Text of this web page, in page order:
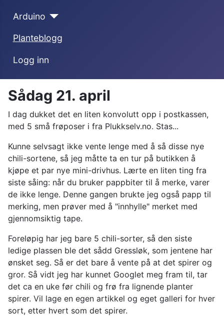
Arduino
Planteblogg
Logg inn
Sådag 21. april
I dag dukket det en liten konvolutt opp i postkassen,
med 5 små frøposer i fra Plukkselv.no. Stas...
Kunne selvsagt ikke vente lenge med å så disse nye
chili-sortene, så jeg måtte ta en tur på butikken å
kjøpe et par nye mini-drivhus. Lærte en liten ting fra
siste såing: når du bruker pappbiter til å merke, varer
de ikke lenge. Denne gangen brukte jeg også papp til
merking, men prøver med å "innhylle" merket med
gjennomsiktig tape.
Foreløpig har jeg bare 5 chili-sorter, så den siste
ledige plassen ble det sådd Gressløk, som jentene har
ønsket seg. Så er det bare å vente på at det spirer og
gror. Så vidt jeg har kunnet Googlet meg fram til, tar
det ca en uke før chili og frø fra lignende planter
spirer. Vil lage en egen artikkel og eget galleri for hver
sort, etter hvert som det spirer.